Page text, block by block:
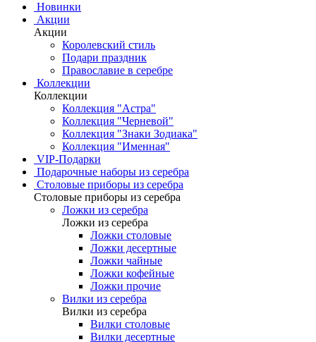
Новинки
Акции
Акции
Королевский стиль
Подари праздник
Православие в серебре
Коллекции
Коллекции
Коллекция "Астра"
Коллекция "Черневой"
Коллекция "Знаки Зодиака"
Коллекция "Именная"
VIP-Подарки
Подарочные наборы из серебра
Столовые приборы из серебра
Столовые приборы из серебра
Ложки из серебра
Ложки из серебра
Ложки столовые
Ложки десертные
Ложки чайные
Ложки кофейные
Ложки прочие
Вилки из серебра
Вилки из серебра
Вилки столовые
Вилки десертные